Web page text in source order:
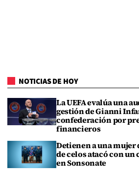
NOTICIAS DE HOY
La UEFA evalúa una
gestión de Gianni
confederación por
financieros
Detienen a una mujer
de celos atacó con un
en Sonsonate